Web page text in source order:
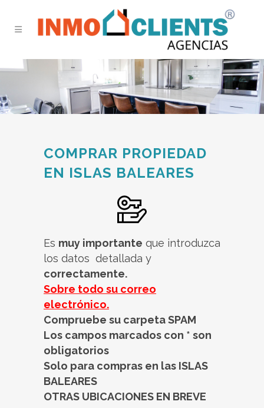
COMPRAR PROPIEDAD
EN ISLAS BALEARES
Es muy importante que introduzca
los datos detallada y
correctamente.
Sobre todo su correo
electrónico.
Compruebe su carpeta SPAM
Los campos marcados con * son
obligatorios
Solo para compras en las ISLAS
BALEARES
OTRAS UBICACIONES EN BREVE